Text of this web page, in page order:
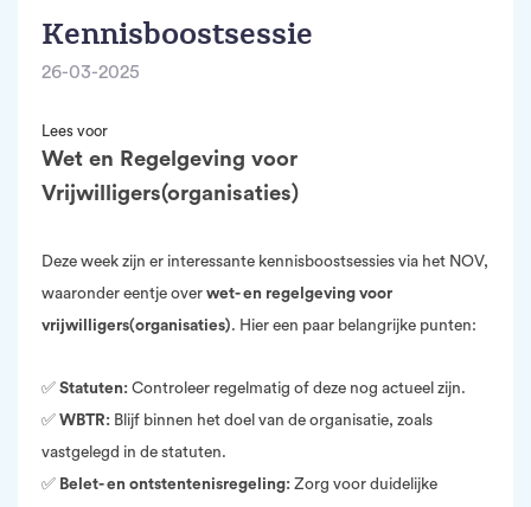
Kennisboostsessie
26-03-2025
Lees voor
Wet en Regelgeving voor
Vrijwilligers(organisaties)
Deze week zijn er interessante kennisboostsessies via het NOV,
waaronder eentje over wet- en regelgeving voor
vrijwilligers(organisaties). Hier een paar belangrijke punten:
✅ Statuten: Controleer regelmatig of deze nog actueel zijn.
✅ WBTR: Blijf binnen het doel van de organisatie, zoals
vastgelegd in de statuten.
✅ Belet- en ontstentenisregeling: Zorg voor duidelijke